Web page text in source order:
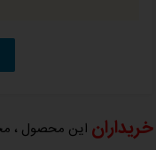
خریداران این محصول ،